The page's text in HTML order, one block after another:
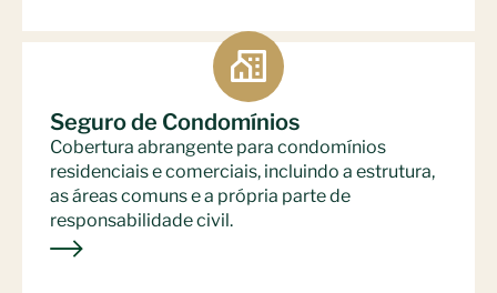
Seguro de Condomínios
Cobertura abrangente para condomínios
residenciais e comerciais, incluindo a estrutura,
as áreas comuns e a própria parte de
responsabilidade civil.